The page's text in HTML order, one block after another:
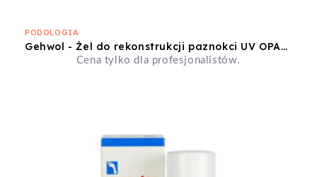
PODOLOGIA
Gehwol - Żel do rekonstrukcji paznokci UV OPAL 5ml
Cena tylko dla profesjonalistów.